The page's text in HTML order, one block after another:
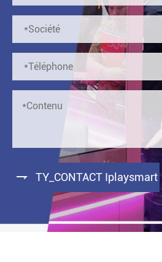
 TY_CONTACT Iplaysmart